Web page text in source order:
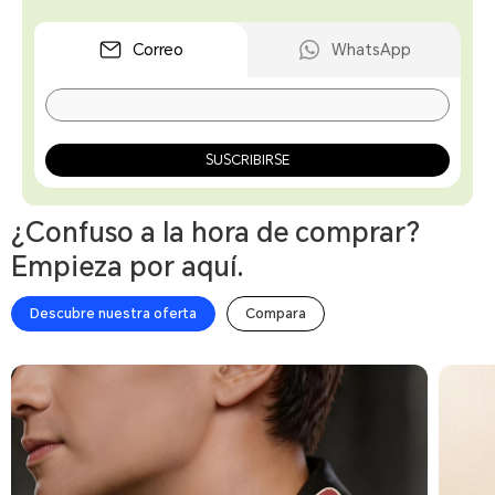
Correo WhatsApp
SUSCRIBIRSE
¿Confuso a la hora de comprar?
Empieza por aquí.
Descubre nuestra oferta Compara